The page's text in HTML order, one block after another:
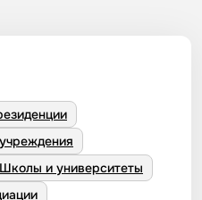
Школы и университеты